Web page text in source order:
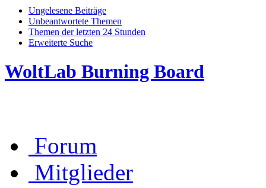
Ungelesene Beiträge
Unbeantwortete Themen
Themen der letzten 24 Stunden
Erweiterte Suche
WoltLab Burning Board
Forum
Mitglieder